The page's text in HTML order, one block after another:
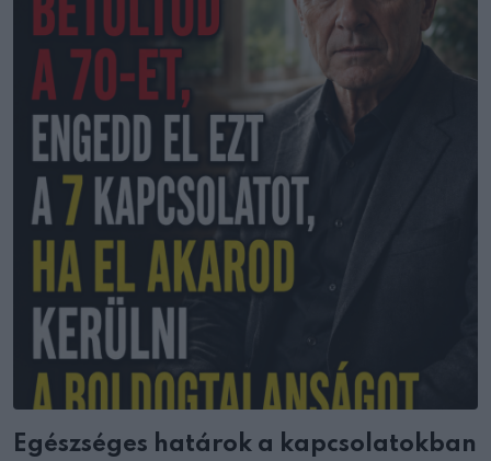
Egészséges határok a kapcsolatokban